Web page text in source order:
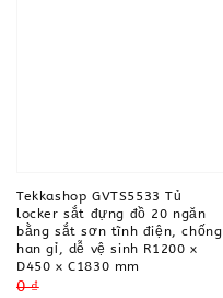
Tekkashop GVTS5533 Tủ
locker sắt đựng đồ 20 ngăn
bằng sắt sơn tĩnh điện, chống
han gỉ, dễ vệ sinh R1200 x
D450 x C1830 mm
Regular
0 ₫